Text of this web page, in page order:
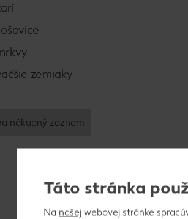
zemiaky
nákupný zoznam
Táto stránka
Na našej webovej stránke